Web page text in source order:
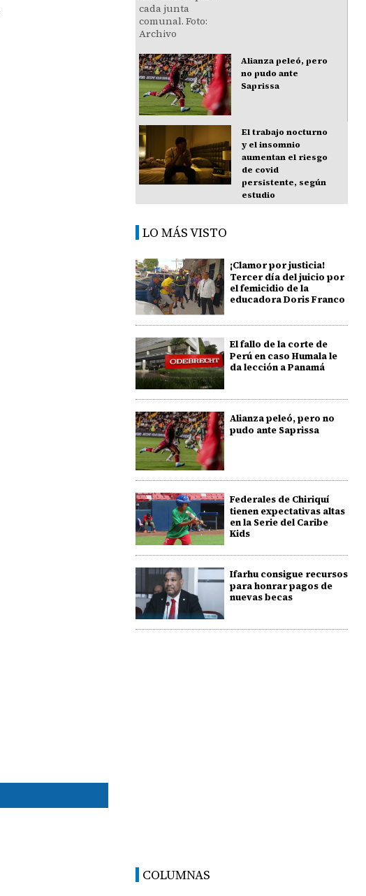
Alianza peleó, pero
no pudo ante
Saprissa
El trabajo nocturno
y el insomnio
aumentan el riesgo
de covid
persistente, según
estudio
LO MÁS VISTO
¡Clamor por justicia!
Tercer día del juicio por
el femicidio de la
educadora Doris Franco
El fallo de la corte de
Perú en caso Humala le
da lección a Panamá
Alianza peleó, pero no
pudo ante Saprissa
Federales de Chiriquí
tienen expectativas altas
en la Serie del Caribe
Kids
Ifarhu consigue recursos
para honrar pagos de
nuevas becas
COLUMNAS